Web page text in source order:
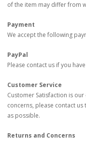
of the item may differ from
Payment
We accept the following
PayPal
Please contact us if you
Customer Service
Customer Satisfaction is our
concerns, please contact
as possible.
Returns and Concerns